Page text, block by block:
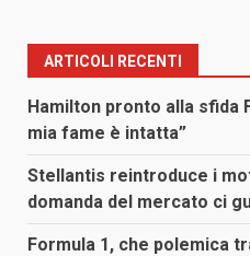
ARTICOLI RECENTI
Hamilton pronto alla sfida
mia fame è intatta”
Stellantis reintroduce i
domanda del mercato ci
Formula 1, che polemica